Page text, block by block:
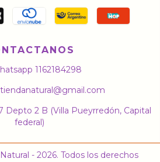
1162184298
Depto 2 B (Villa Pueyrredón, Capital
federal)
- 2026. Todos los derechos